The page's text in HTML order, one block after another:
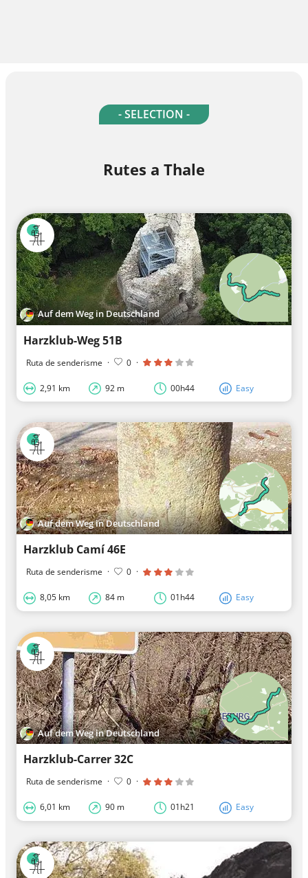
- SELECTION -
Rutes a Thale
Auf dem Weg in Deutschland
Harzklub-Weg 51B
Ruta de senderisme · 0 ·
2,91 km 92 m 00h44 Easy
Auf dem Weg in Deutschland
Harzklub Camí 46E
Ruta de senderisme · 0 ·
8,05 km 84 m 01h44 Easy
Auf dem Weg in Deutschland
Harzklub-Carrer 32C
Ruta de senderisme · 0 ·
6,01 km 90 m 01h21 Easy